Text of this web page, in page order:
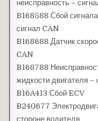
неисправность –
B168588 Сбой
сигнал CAN
B168688 Датчик
CAN
B168788
жидкости двигателя –
B16A413 Сбой ECV
B240677
стороне водителя